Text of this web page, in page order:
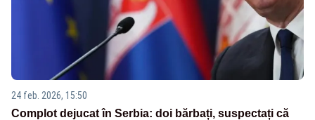
24 feb. 2026, 15:50
Complot dejucat în Serbia: doi bărbați, suspectați că